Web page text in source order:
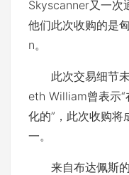
Skyscanner又一次
他们此次收购的是
n。
此次交易细节未
eth William曾表示“
化的” ，此次收购
一。
来自布达佩斯的